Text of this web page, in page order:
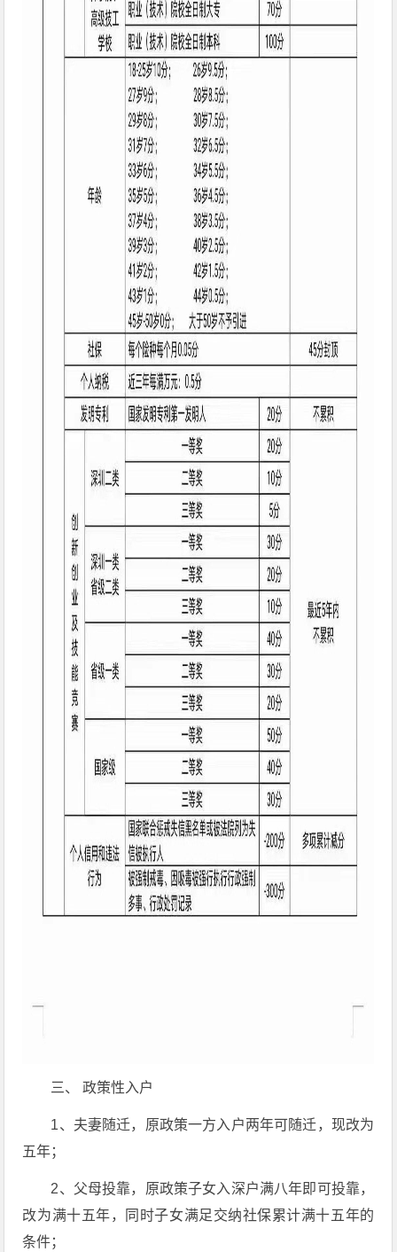
三、 政策性入户
1、夫妻随迁，原政策一方入户两年可随迁，现改为
五年；
2、父母投靠，原政策子女入深户满八年即可投靠，
改为满十五年，同时子女满足交纳社保累计满十五年的
条件；